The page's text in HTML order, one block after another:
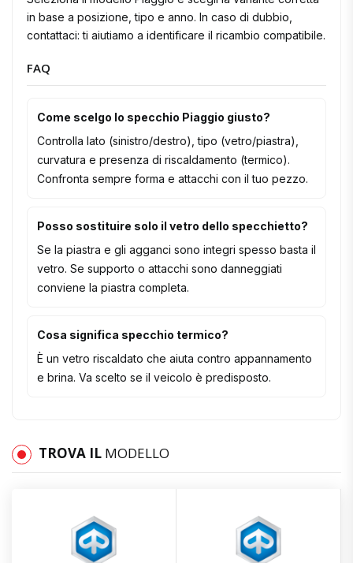
in base a posizione, tipo e anno. In caso di dubbio,
contattaci: ti aiutiamo a identificare il ricambio compatibile.
FAQ
Come scelgo lo specchio Piaggio giusto?
Controlla lato (sinistro/destro), tipo (vetro/piastra),
curvatura e presenza di riscaldamento (termico).
Confronta sempre forma e attacchi con il tuo pezzo.
Posso sostituire solo il vetro dello specchietto?
Se la piastra e gli agganci sono integri spesso basta il
vetro. Se supporto o attacchi sono danneggiati
conviene la piastra completa.
Cosa significa specchio termico?
È un vetro riscaldato che aiuta contro appannamento
e brina. Va scelto se il veicolo è predisposto.
TROVA IL MODELLO